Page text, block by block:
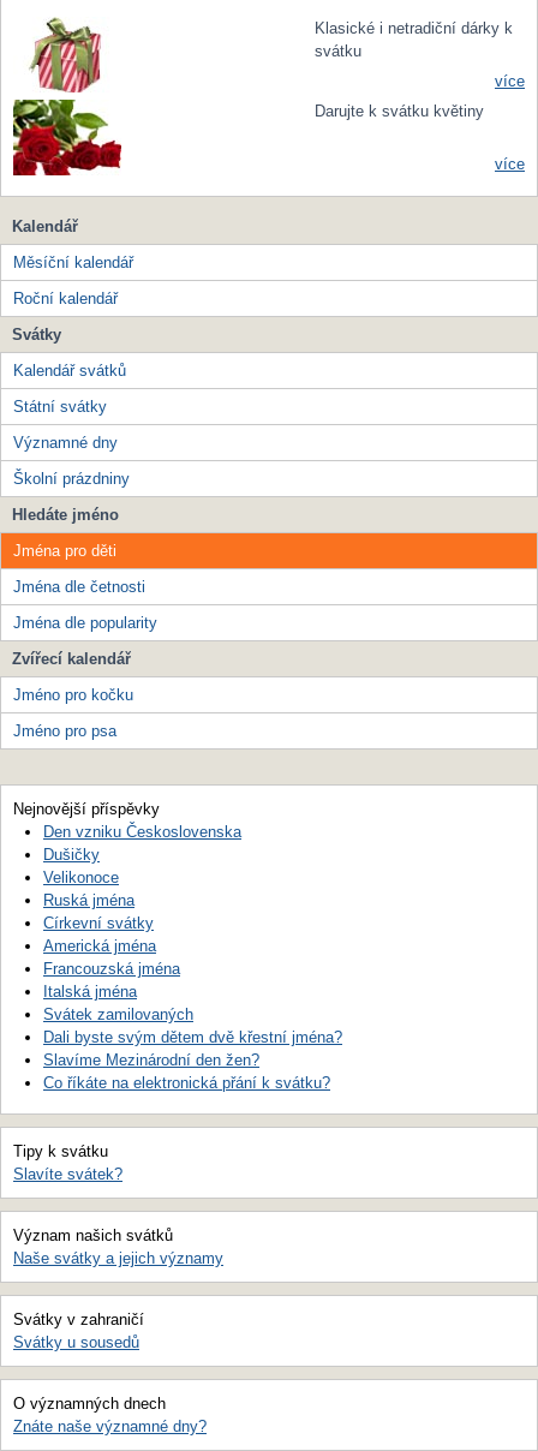
Klasické i netradiční dárky k
svátku
více
Darujte k svátku květiny
více
Kalendář
Měsíční kalendář
Roční kalendář
Svátky
Kalendář svátků
Státní svátky
Významné dny
Školní prázdniny
Hledáte jméno
Jména pro děti
Jména dle četnosti
Jména dle popularity
Zvířecí kalendář
Jméno pro kočku
Jméno pro psa
Nejnovější příspěvky
Den vzniku Československa
Dušičky
Velikonoce
Ruská jména
Církevní svátky
Americká jména
Francouzská jména
Italská jména
Svátek zamilovaných
Dali byste svým dětem dvě křestní jména?
Slavíme Mezinárodní den žen?
Co říkáte na elektronická přání k svátku?
Tipy k svátku
Slavíte svátek?
Význam našich svátků
Naše svátky a jejich významy
Svátky v zahraničí
Svátky u sousedů
O významných dnech
Znáte naše významné dny?